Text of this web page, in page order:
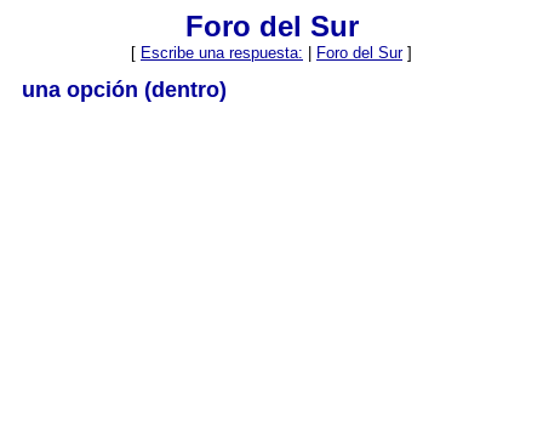
Foro del Sur
[ Escribe una respuesta: Foro del Sur]
una opción (dentro)